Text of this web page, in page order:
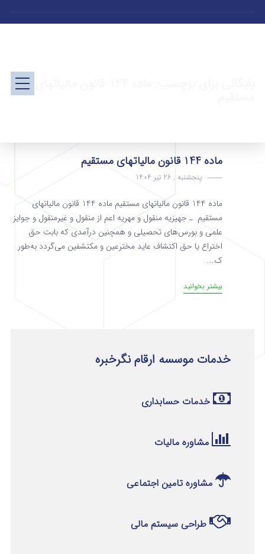
ماده 144 قانون مالیاتهای مستقیم
پنجشنبه , 26 تیر 1404
ماده 144 قانون مالیاتهای مستقیم ماده 144 قانون مالیاتهای
مستقیم ـ جهیزیه منقول و مهریه اعم از منقول و غیرمنقول و جوایز
علمی و بورس‌های تحصیلی و همچنین درآمدی که بابت‌ حق
اختراع یا حق اکتشاف عاید مخترعین و مکتشفین می‌گردد به‌طور
ک...
بیشتر بخوانید
خدمات موسسه ارقام نگرخبره
خدمات حسابداری
مشاوره مالیات
مشاوره تامین اجتماعی
طراحی سیستم مالی